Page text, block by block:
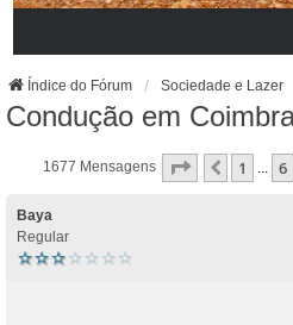
Índice do Fórum Sociedade e Lazer
Condução em
1677 Mensagens Página De
Anterior
1 ... 6
Baya
Regular